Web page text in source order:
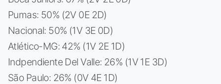
Pumas: 50% (2V 0E 2D)
Nacional: 50% (1V 3E 0D)
Atlético-MG: 42% (1V 2E 1D)
Indpendiente Del Valle: 26% (1V 1E 3D)
São Paulo: 26% (0V 4E 1D)